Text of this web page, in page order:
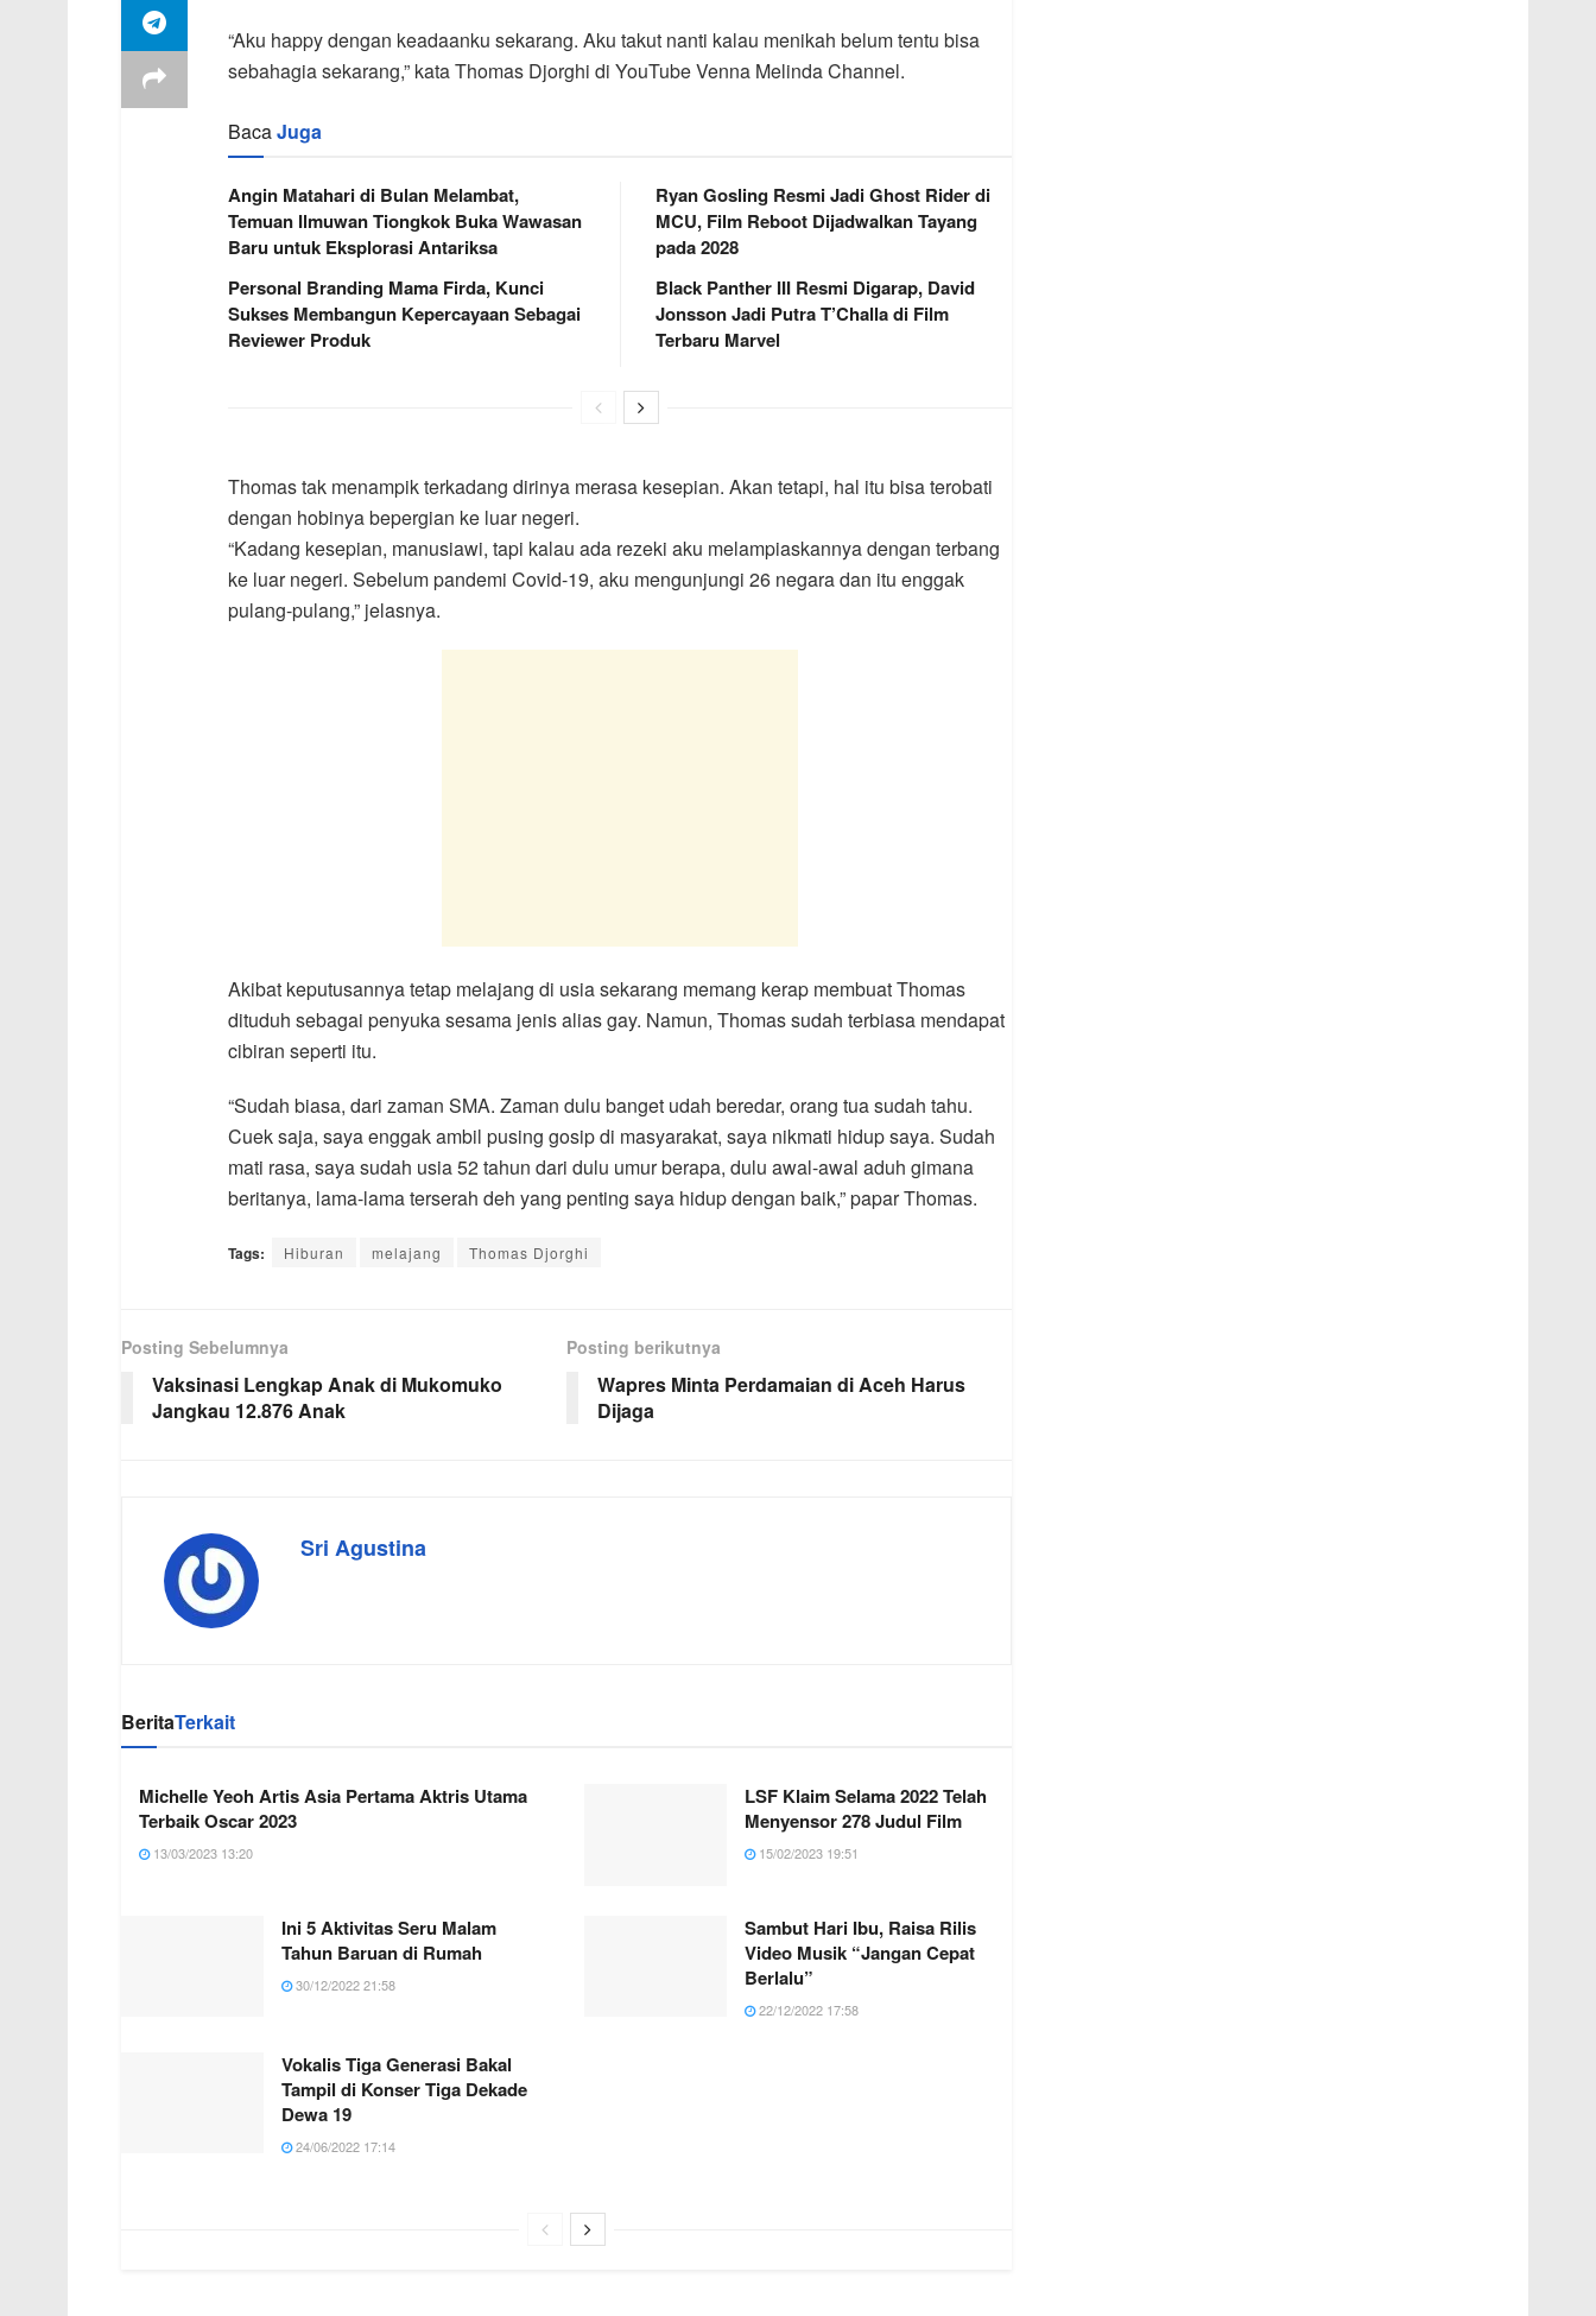
“Aku happy dengan keadaanku sekarang. Aku takut nanti kalau menikah belum tentu bisa
sebahagia sekarang,” kata Thomas Djorghi di YouTube Venna Melinda Channel.
BacaJuga
Angin Matahari di Bulan Melambat,
Temuan Ilmuwan Tiongkok Buka Wawasan
Baru untuk Eksplorasi Antariksa
Personal Branding Mama Firda, Kunci
Sukses Membangun Kepercayaan Sebagai
Reviewer Produk
Ryan Gosling Resmi Jadi Ghost Rider di
MCU, Film Reboot Dijadwalkan Tayang
pada 2028
Black Panther III Resmi Digarap, David
Jonsson Jadi Putra T’Challa di Film
Terbaru Marvel
Thomas tak menampik terkadang dirinya merasa kesepian. Akan tetapi, hal itu bisa terobati
dengan hobinya bepergian ke luar negeri.
“Kadang kesepian, manusiawi, tapi kalau ada rezeki aku melampiaskannya dengan terbang
ke luar negeri. Sebelum pandemi Covid-19, aku mengunjungi 26 negara dan itu enggak
pulang-pulang,” jelasnya.
Akibat keputusannya tetap melajang di usia sekarang memang kerap membuat Thomas
dituduh sebagai penyuka sesama jenis alias gay. Namun, Thomas sudah terbiasa mendapat
cibiran seperti itu.
“Sudah biasa, dari zaman SMA. Zaman dulu banget udah beredar, orang tua sudah tahu.
Cuek saja, saya enggak ambil pusing gosip di masyarakat, saya nikmati hidup saya. Sudah
mati rasa, saya sudah usia 52 tahun dari dulu umur berapa, dulu awal-awal aduh gimana
beritanya, lama-lama terserah deh yang penting saya hidup dengan baik,” papar Thomas.
Tags: Hiburan melajang Thomas Djorghi
Posting Sebelumnya
Vaksinasi Lengkap Anak di Mukomuko
Jangkau 12.876 Anak
Posting berikutnya
Wapres Minta Perdamaian di Aceh Harus
Dijaga
Sri Agustina
BeritaTerkait
Michelle Yeoh Artis Asia Pertama Aktris Utama
Terbaik Oscar 2023
13/03/2023 13:20
LSF Klaim Selama 2022 Telah
Menyensor 278 Judul Film
15/02/2023 19:51
Ini 5 Aktivitas Seru Malam
Tahun Baruan di Rumah
30/12/2022 21:58
Sambut Hari Ibu, Raisa Rilis
Video Musik “Jangan Cepat
Berlalu”
22/12/2022 17:58
Vokalis Tiga Generasi Bakal
Tampil di Konser Tiga Dekade
Dewa 19
24/06/2022 17:14